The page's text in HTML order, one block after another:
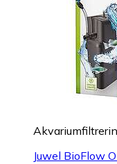
Juwel BioFlow